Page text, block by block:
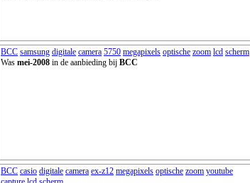
BCC samsung digitale camera 5750 megapixels optische zoom lcd scherm
Was mei-2008 in de aanbieding bij BCC
BCC casio digitale camera ex-z12 megapixels optische zoom youtube